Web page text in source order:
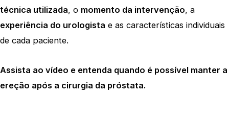
técnica utilizada, o momento da intervenção, a
experiência do urologista e as características individuais
de cada paciente.
Assista ao vídeo e entenda quando é possível manter a
ereção após a cirurgia da próstata.